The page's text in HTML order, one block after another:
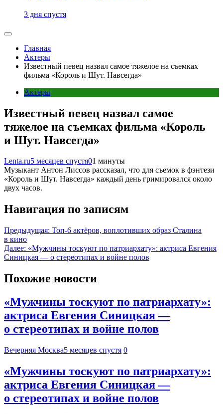
3 дня спустя
Главная
Актеры
Известный певец назвал самое тяжелое на съемках
фильма «Король и Шут. Навсегда»
Актеры
Известный певец назвал самое
тяжелое на съемках фильма «Король
и Шут. Навсегда»
Lenta.ru5 месяцев спустя01 минуты
Музыкант Антон Лиссов рассказал, что для съемок в фэнтези
«Король и Шут. Навсегда» каждый день гримировался около
двух часов.
Навигация по записям
Предыдущая: Топ-6 актёров, воплотивших образ Сталина
в кино
Далее: «Мужчины тоскуют по патриархату»: актриса Евгения
Синицкая — о стереотипах и войне полов
Похожие новости
«Мужчины тоскуют по патриархату»:
актриса Евгения Синицкая —
о стереотипах и войне полов
Вечерняя Москва5 месяцев спустя 0
«Мужчины тоскуют по патриархату»:
актриса Евгения Синицкая —
о стереотипах и войне полов